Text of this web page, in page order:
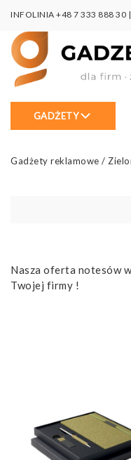
INFOLINIA +48 7 333 888 30 |
GADŻETY
Gadżety reklamowe /
Nasza oferta notesów
Twojej firmy !